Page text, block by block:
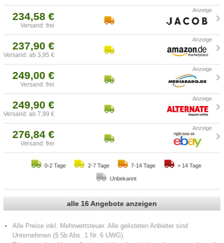
234,58 €
Versand: frei
237,90 €
Versand: ab 3,95 €
249,00 €
Versand: frei
249,90 €
Versand: ab 7,99 €
276,84 €
Versand: frei
0-2 Tage 2-7 Tage 7-14 Tage > 14 Tage
Unbekannt
alle 16 Angebote anzeigen